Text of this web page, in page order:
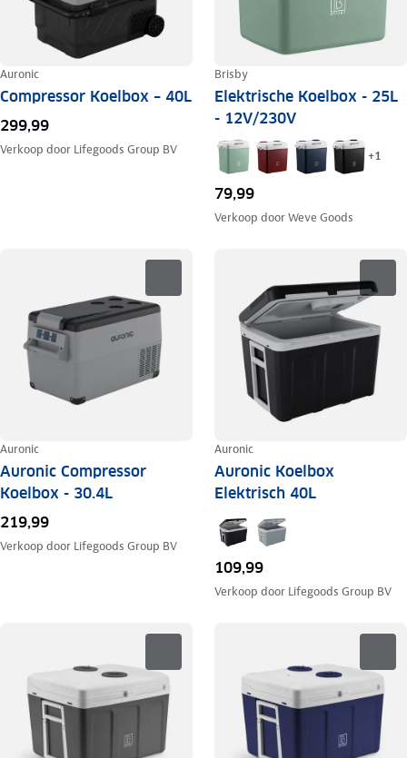
Auronic
Compressor Koelbox – 40L
299,99
Verkoop door Lifegoods Group BV
Brisby
Elektrische Koelbox - 25L
- 12V/230V
+1
79,99
Verkoop doorWeve Goods
Auronic
Auronic Compressor
Koelbox - 30.4L
219,99
Verkoop door Lifegoods Group BV
Auronic
Auronic Koelbox
Elektrisch 40L
109,99
Verkoop door Lifegoods Group BV